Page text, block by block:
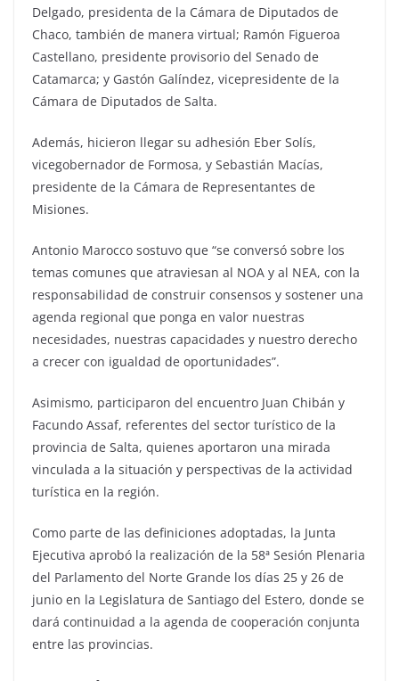
Delgado, presidenta de la Cámara de Diputados de
Chaco, también de manera virtual; Ramón Figueroa
Castellano, presidente provisorio del Senado de
Catamarca; y Gastón Galíndez, vicepresidente de la
Cámara de Diputados de Salta.
Además, hicieron llegar su adhesión Eber Solís,
vicegobernador de Formosa, y Sebastián Macías,
presidente de la Cámara de Representantes de
Misiones.
Antonio Marocco sostuvo que “se conversó sobre los
temas comunes que atraviesan al NOA y al NEA, con la
responsabilidad de construir consensos y sostener una
agenda regional que ponga en valor nuestras
necesidades, nuestras capacidades y nuestro derecho
a crecer con igualdad de oportunidades”.
Asimismo, participaron del encuentro Juan Chibán y
Facundo Assaf, referentes del sector turístico de la
provincia de Salta, quienes aportaron una mirada
vinculada a la situación y perspectivas de la actividad
turística en la región.
Como parte de las definiciones adoptadas, la Junta
Ejecutiva aprobó la realización de la 58ª Sesión Plenaria
del Parlamento del Norte Grande los días 25 y 26 de
junio en la Legislatura de Santiago del Estero, donde se
dará continuidad a la agenda de cooperación conjunta
entre las provincias.